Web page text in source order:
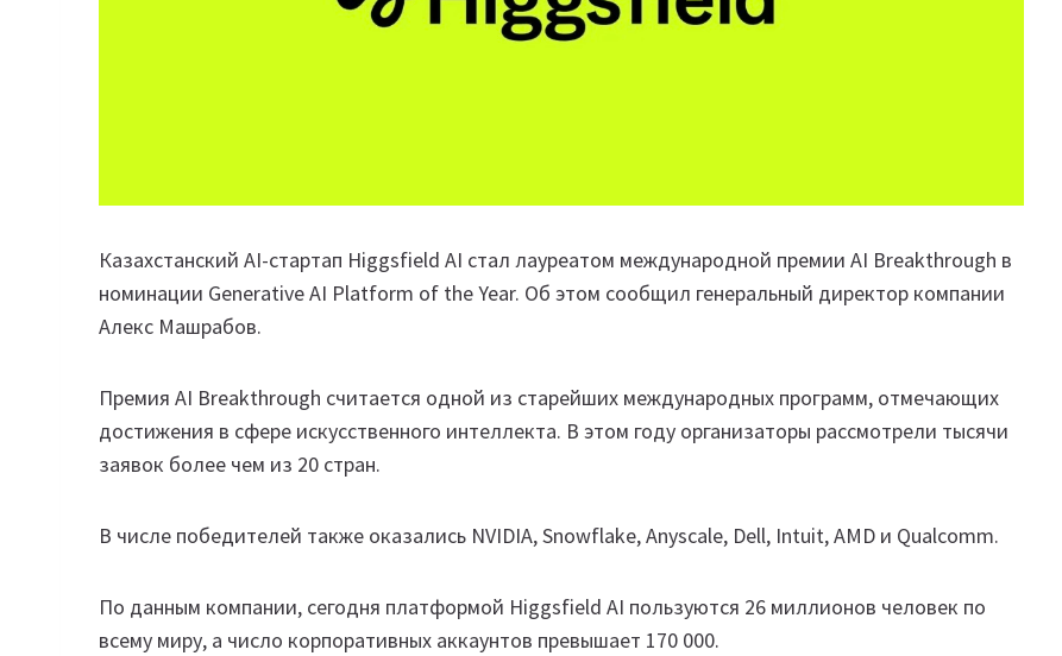
Казахстанский AI-стартап Higgsfield AI стал лауреатом международной премии AI Breakthrough в
номинации Generative AI Platform of the Year. Об этом сообщил генеральный директор компании
Алекс Машрабов.
Премия AI Breakthrough считается одной из старейших международных программ, отмечающих
достижения в сфере искусственного интеллекта. В этом году организаторы рассмотрели тысячи
заявок более чем из 20 стран.
В числе победителей также оказались NVIDIA, Snowflake, Anyscale, Dell, Intuit, AMD и Qualcomm.
По данным компании, сегодня платформой Higgsfield AI пользуются 26 миллионов человек по
всему миру, а число корпоративных аккаунтов превышает 170 000.